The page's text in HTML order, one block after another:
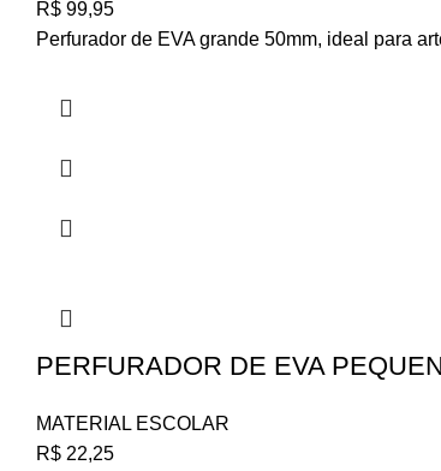
R$ 99,95
Perfurador de EVA grande 50mm, ideal para
PERFURADOR DE EVA
MATERIAL ESCOLAR
R$ 22,25